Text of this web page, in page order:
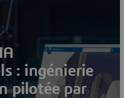
: ingénierie
pilotée par